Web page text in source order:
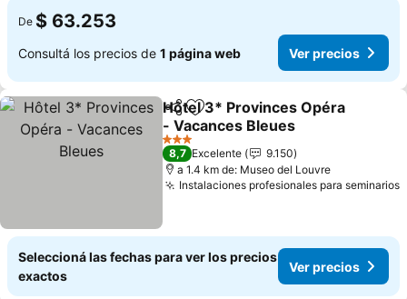
De $ 63.253
Consultá los precios de 1 página web Ver precios
CompartirAñadir a favoritos
Hôtel 3* Provinces Opéra
- Vacances Bleues
3 Estrellas
8,7 Excelente
9.150
a 1.4 km de: Museo del Louvre
Instalaciones profesionales para seminarios
Seleccioná las fechas para ver los precios
exactos
Ver precios